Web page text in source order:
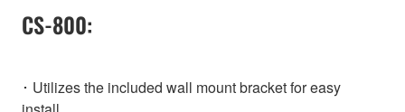
CS-800:
･ Utilizes the included wall mount bracket for easy